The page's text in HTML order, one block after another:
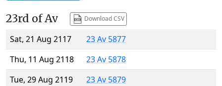
23rd of Av Download CSV
Sat, 21 Aug 2117
23 Av 5877
Thu, 11 Aug 2118
23 Av 5878
Tue, 29 Aug 2119
23 Av 5879